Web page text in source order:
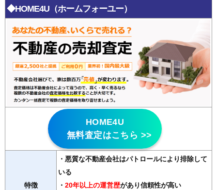
◆HOME4U（ホームフォーユー）
HOME4U
無料査定はこちら >>
特徴
・悪質な不動産会社はパトロールにより排除して
いる
・ 20年以上の運営歴があり信頼性が高い